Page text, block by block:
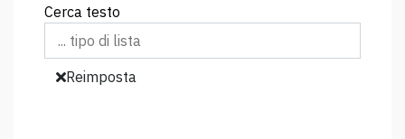
Cerca testo
Reimposta